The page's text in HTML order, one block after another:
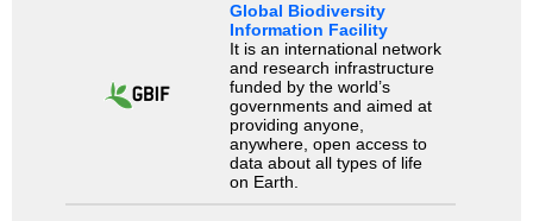
Global Biodiversity
Information Facility
It is an international network
and research infrastructure
funded by the world’s
governments and aimed at
providing anyone,
anywhere, open access to
data about all types of life
on Earth.